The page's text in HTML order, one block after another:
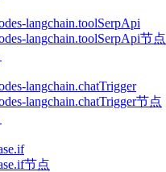
langchain.toolSerpApi
langchain.toolSerpApi节点
langchain.chatTrigger
langchain.chatTrigger节点
节点